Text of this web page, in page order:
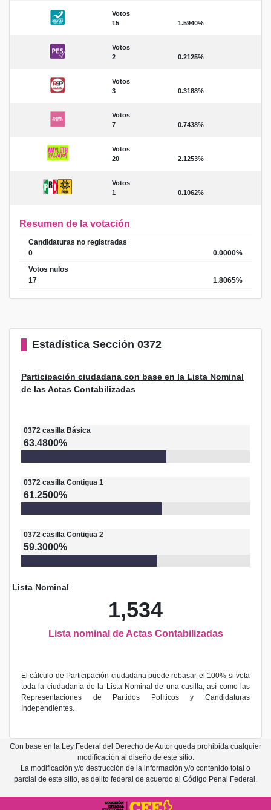
Votos
15
1.5940%
Votos
2
0.2125%
Votos
3
0.3188%
Votos
7
0.7438%
Votos
20
2.1253%
Votos
1
0.1062%
Resumen de la votación
Candidaturas no registradas
0
0.0000%
Votos nulos
17
1.8065%
Estadística Sección 0372
Participación ciudadana con base en la Lista Nominal
de las Actas Contabilizadas
0372 casilla Básica
63.4800%
0372 casilla Contigua 1
61.2500%
0372 casilla Contigua 2
59.3000%
Lista Nominal
1,534
Lista nominal de Actas Contabilizadas
El cálculo de Participación ciudadana puede rebasar el 100% si vota
toda la ciudadanía de la Lista Nominal de una casilla; así como las
Representaciones de Partidos Políticos y Candidaturas
Independientes.
Con base en la Ley Federal del Derecho de Autor queda prohibida cualquier
modificación al diseño de este sitio.
La modificación y/o destrucción de la información y/o contenido total o
parcial de este sitio, es delito federal de acuerdo al Código Penal Federal.